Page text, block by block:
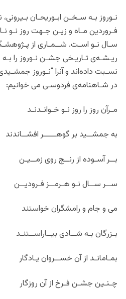
نـوروز بـه سـخـن ابـوریحـان
فـروردین مـاه و زیـن جـهت روز نـو
سـال نـو اسـت. شــمـاری از
ریـشـه‌ی تـاریـخی جشـن نـوروز را
نسـبت داده‌اند و آنرا “نـوروز
در شـاهنامه‌ی فردوسـی می‌ خوانیم:
مـرآن روز را روز نـو خـوانـدنـد
به جمشــید بر گوهـــــر افشــاندند
بــر آسـوده از رنــج روی زمــیـن
ســر ســال نـو هـرمــز فـرودیــن
می و جام و رامشگران خواستند
بـزرگان بـه شــادی بیــاراســتنـد
بمـامانـد از آن خســروان یـادگار
چـنـین جشـن فـرخ از آن روزگار